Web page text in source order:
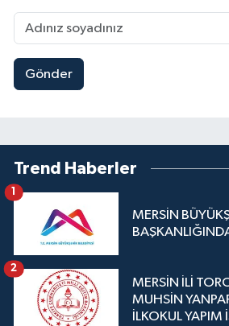
Gönder
Trend Haberler
MERSİN
1
MERSİN İLİ
MUHSİN
İLKOKUL YAPIM
2